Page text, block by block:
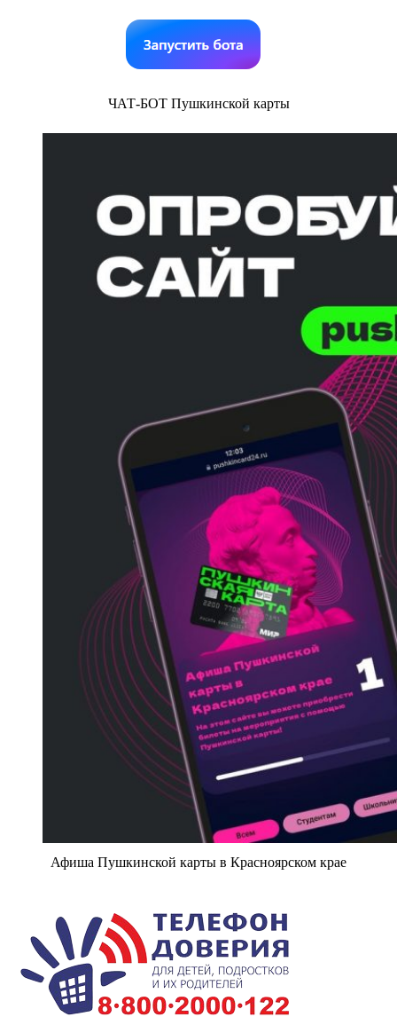
ЧАТ-БОТ Пушкинской карты
Афиша Пушкинской карты в Красноярском крае